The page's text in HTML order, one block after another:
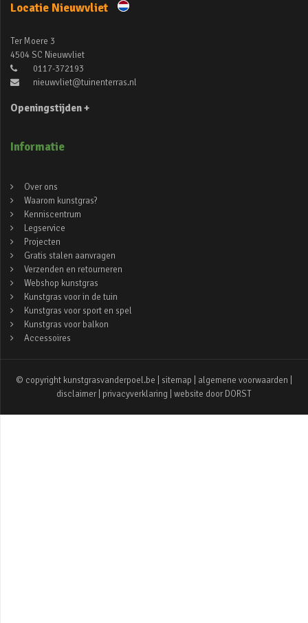
Locatie Nieuwvliet
Ter Moere 3
4504 SC Nieuwvliet
0117-372193
nieuwvliet@tuinenterras.nl
Openingstijden +
Informatie
Over ons
Waarom kunstgras?
Kenniscentrum
Legservice
Projecten
Gratis stalen aanvragen
Verzenden en retourneren
Webshop kunstgras
Kunstgras voor in de tuin
Kunstgras voor sport en spel
Kunstgras voor balkon
Accessoires
© copyright kunstgrasvanderpoel.be | sitemap algemene voorwaarden
disclaimer
privacyverklaring | website door DORST